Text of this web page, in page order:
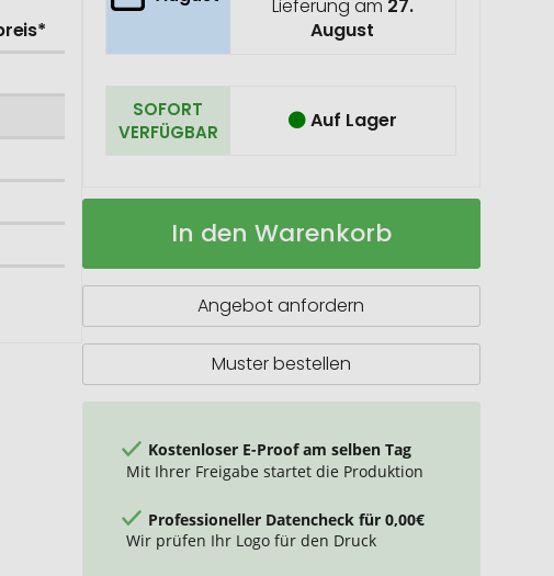
Lieferung am 27.
August
SOFORT
VERFÜGBAR
Auf Lager
Vitamin
Auf
In den Warenkorb
Angebot anfordern
Muster bestellen
Kostenloser E-Proof am selben Tag
Mit Ihrer Freigabe startet die Produktion
Professioneller Datencheck für 0,00€
Wir prüfen Ihr Logo für den Druck